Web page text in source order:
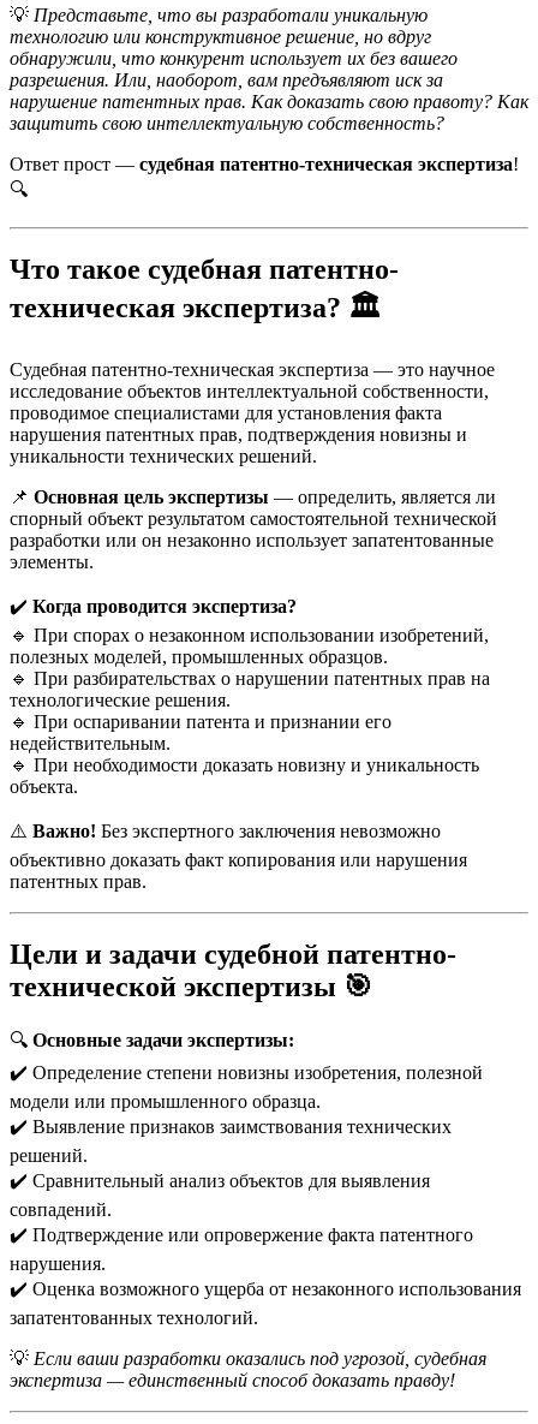
💡 Представьте, что вы разработали уникальную
технологию или конструктивное решение, но вдруг
обнаружили, что конкурент использует их без вашего
разрешения. Или, наоборот, вам предъявляют иск за
нарушение патентных прав. Как доказать свою правоту? Как
защитить свою интеллектуальную собственность?
Ответ прост — судебная патентно-техническая экспертиза!
🔍
Что такое судебная патентно-
техническая экспертиза? 🏛️
Судебная патентно-техническая экспертиза — это научное
исследование объектов интеллектуальной собственности,
проводимое специалистами для установления факта
нарушения патентных прав, подтверждения новизны и
уникальности технических решений.
📌 Основная цель экспертизы — определить, является ли
спорный объект результатом самостоятельной технической
разработки или он незаконно использует запатентованные
элементы.
✔️ Когда проводится экспертиза?
🔹 При спорах о незаконном использовании изобретений,
полезных моделей, промышленных образцов.
🔹 При разбирательствах о нарушении патентных прав на
технологические решения.
🔹 При оспаривании патента и признании его
недействительным.
🔹 При необходимости доказать новизну и уникальность
объекта.
⚠️ Важно! Без экспертного заключения невозможно
объективно доказать факт копирования или нарушения
патентных прав.
Цели и задачи судебной патентно-
технической экспертизы 🎯
🔍 Основные задачи экспертизы:
✔️ Определение степени новизны изобретения, полезной
модели или промышленного образца.
✔️ Выявление признаков заимствования технических
решений.
✔️ Сравнительный анализ объектов для выявления
совпадений.
✔️ Подтверждение или опровержение факта патентного
нарушения.
✔️ Оценка возможного ущерба от незаконного использования
запатентованных технологий.
💡 Если ваши разработки оказались под угрозой, судебная
экспертиза — единственный способ доказать правду!